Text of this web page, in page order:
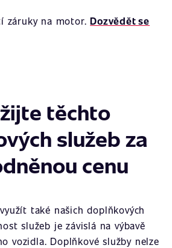
záruky na motor.Dozvědět se
těchto
služeb za
cenu
také našich doplňkových
služeb je závislá na výbavě
vozidla. Doplňkové služby nelze